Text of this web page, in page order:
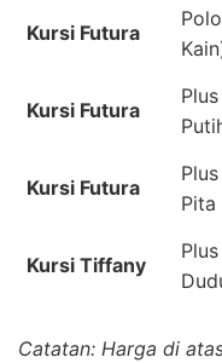
Kursi Futura
Kursi Futura
Kursi Futura
Pita
Kursi Tiffany
Catatan: Harga di